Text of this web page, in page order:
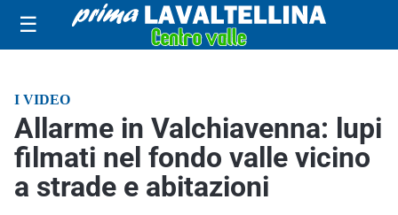
☰
I VIDEO
Allarme in Valchiavenna: lupi
filmati nel fondo valle vicino
a strade e abitazioni